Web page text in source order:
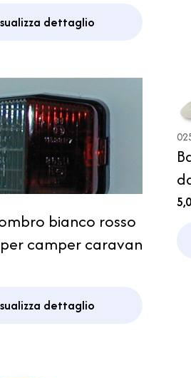
dettaglio
bianco rosso
camper caravan
dettaglio